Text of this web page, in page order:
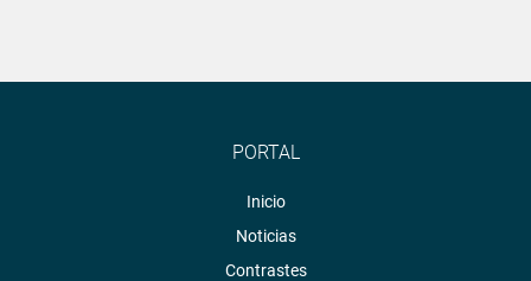
PORTAL
Inicio
Noticias
Contrastes